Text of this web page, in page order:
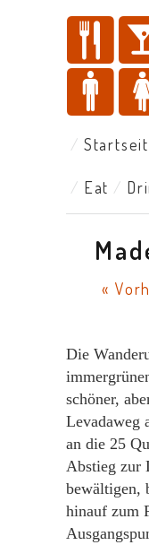
Eat
«
Die
schöner,
Levadaweg
an die 25
Abstieg zur
bewältigen,
hinauf zum